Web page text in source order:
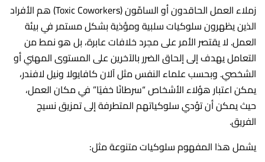
زملاء العمل الحاقدون أو السامّون (Toxic Coworkers) هم الأفراد
الذين يظهرون سلوكيات سلبية ومؤذية بشكل مستمر في بيئة
العمل. لا يقتصر الأمر على مجرد خلافات عابرة، بل هو نمط من
التعامل يهدف إلى إلحاق الضرر بالآخرين على المستوى المهني أو
الشخصي. وبحسب علماء النفس مثل آلان كافايولا ونيل لافندر،
يمكن اعتبار هؤلاء الأشخاص “سرطانًا خفيًا” في مكان العمل،
حيث يمكن أن تؤدي سلوكياتهم المتطرفة إلى تمزيق نسيج
الفريق.
يشمل هذا المفهوم سلوكيات متنوعة مثل: